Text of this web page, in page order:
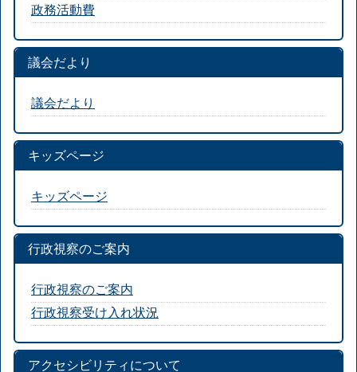
政務活動費
議会だより
議会だより
キッズページ
キッズページ
行政視察のご案内
行政視察のご案内
行政視察受け入れ状況
アクセシビリティについて